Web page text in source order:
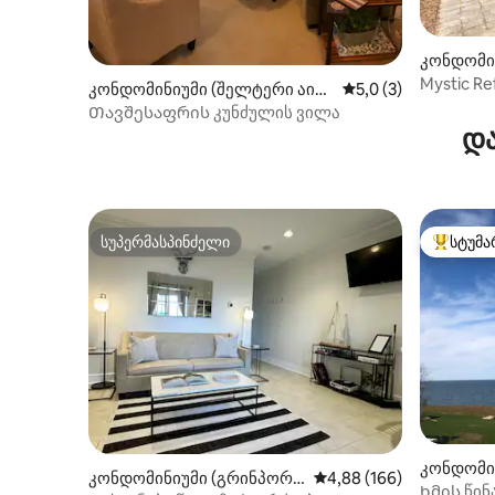
კონდომინიუმი (შელტერი აილ
ენდის სიმაღლეები)
საშუალო
5,0 (3)
Თავშესაფრის კუნძულის ვილა
Mystic
სუპერმასპინძელი
სუპერმასპინძელი
კონდომინიუმი (გრინპორტ საშუალო შეფასებაა
4,88 (166)
ი)
Ხმის